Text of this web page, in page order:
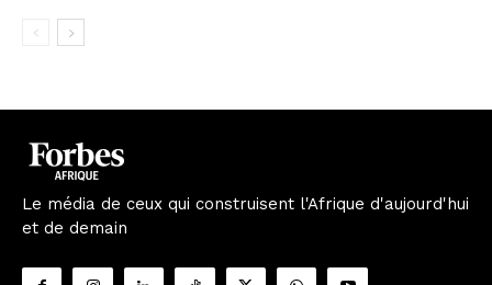
Le média de ceux qui construisent l'Afrique d'aujourd'hui
et de demain